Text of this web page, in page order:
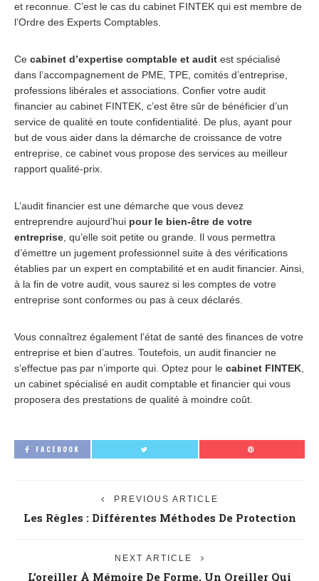
et reconnue. C’est le cas du cabinet FINTEK qui est membre de
l’Ordre des Experts Comptables.
Ce cabinet d’expertise comptable et audit est spécialisé
dans l’accompagnement de PME, TPE, comités d’entreprise,
professions libérales et associations. Confier votre audit
financier au cabinet FINTEK, c’est être sûr de bénéficier d’un
service de qualité en toute confidentialité. De plus, ayant pour
but de vous aider dans la démarche de croissance de votre
entreprise, ce cabinet vous propose des services au meilleur
rapport qualité-prix.
L’audit financier est une démarche que vous devez
entreprendre aujourd’hui pour le bien-être de votre
entreprise , qu’elle soit petite ou grande. Il vous permettra
d’émettre un jugement professionnel suite à des vérifications
établies par un expert en comptabilité et en audit financier. Ainsi,
à la fin de votre audit, vous saurez si les comptes de votre
entreprise sont conformes ou pas à ceux déclarés.
Vous connaîtrez également l’état de santé des finances de votre
entreprise et bien d’autres. Toutefois, un audit financier ne
s’effectue pas par n’importe qui. Optez pour le cabinet FINTEK
un cabinet spécialisé en audit comptable et financier qui vous
proposera des prestations de qualité à moindre coût.
FACEBOOK
PREVIOUS ARTICLE
Les Règles : Différentes Méthodes De Protection
NEXT ARTICLE
L’oreiller À Mémoire De Forme, Un Oreiller Qui